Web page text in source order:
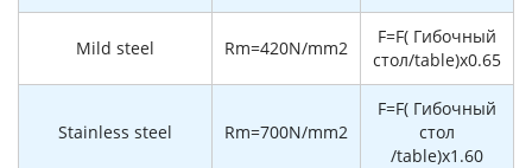
Mild steel Rm=420N/mm2
F=F( Гибочный
стол/table)x0.65
Stainless steel Rm=700N/mm2
F=F( Гибочный
стол
/table)x1.60